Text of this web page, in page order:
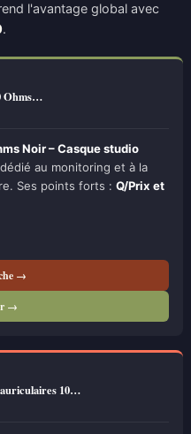
l'avantage global avec
.
Ohms…
Noir – Casque studio
au monitoring et à la
Ses points forts : Q/Prix et
→
→
10…